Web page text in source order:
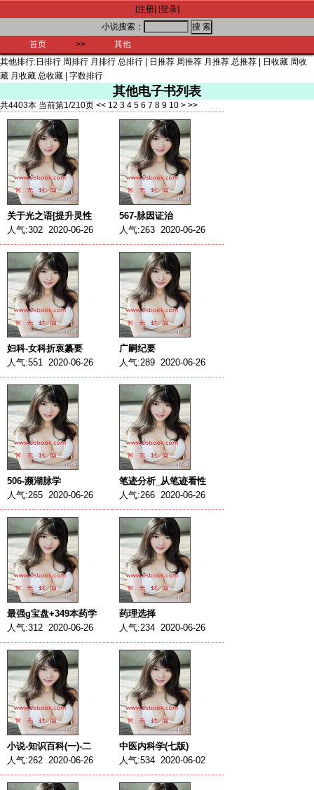
[注册] [登录]
小说搜索：
首页
>>
其他
其他排行:日排行 周排行 月排行 总排行 日推荐 周推荐 月推荐 总推荐 日收藏 周收
藏 月收藏 总收藏 字数排行
其他电子书列表
共4403本 当前第1/210页 << 12 3 4 5 6 7 8 9 10 > >>
关于光之语[提升灵性
人气:302 2020-06-26
567-脉因证治
人气:263 2020-06-26
妇科-女科折衷纂要
人气:551 2020-06-26
广嗣纪要
人气:289 2020-06-26
506-濒湖脉学
人气:265 2020-06-26
笔迹分析_从笔迹看性
人气:266 2020-06-26
最强g宝盘+349本药学
人气:312 2020-06-26
药理选择
人气:234 2020-06-26
小说-知识百科(一)-二
人气:262 2020-06-26
中医内科学(七版)
人气:534 2020-06-02